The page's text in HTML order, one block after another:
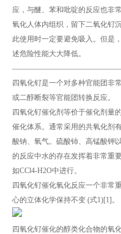
应，与醚、苯和吡啶的反应也非
氧化人体内组织，留下二氧化钌
此使用时一定要避免吸入。但是
述危险性能大大降低。
四氧化钌是一个对多种官能团非
或二醇断裂等官能团转换反应。
四氧化钌催化剂等价于催化剂量
催化体系。通常采用的共氧化剂
酸钠、氧气。硫酸铈、高锰酸钾
的反应中水的存在发挥着非常重
如CCl4-H2O中进行。
四氧化钌催化氧化反应一个非常
心的立体化学保持不变 (式1)[1]。
四氧化钌催化的醇类化合物的氧